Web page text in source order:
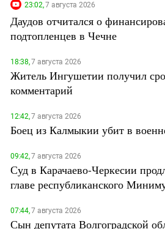
23:02,7 августа 2026
Даудов отчитался о
подтопленцев в Чечне
18:38,7 августа 2026
Житель Ингушетии получил
комментарий
12:42,7 августа 2026
Боец из Калмыкии убит в
09:42,7 августа 2026
Суд в Карачаево-Черкесии
главе республиканского
07:44,7 августа 2026
Сын депутата Волгоградской